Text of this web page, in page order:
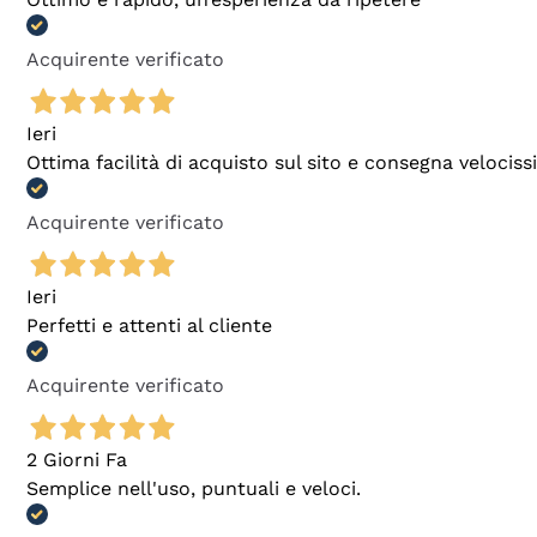
Acquirente verificato
Ieri
Ottima facilità di acquisto sul sito e consegna
Acquirente verificato
Ieri
Perfetti e attenti al cliente
Acquirente verificato
2 Giorni Fa
Semplice nell'uso, puntuali e veloci.